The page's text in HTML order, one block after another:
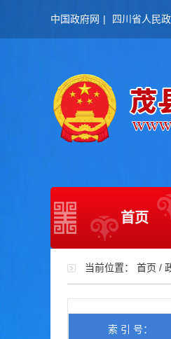
中国政府网 | 四川省人民
首页
当前位置： 首页 /
索 引 号：